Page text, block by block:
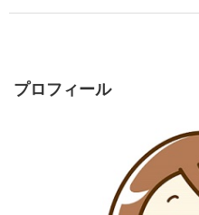
プロフィール